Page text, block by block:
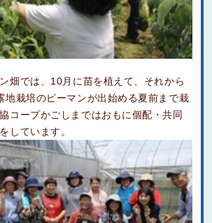
畑では、10月に苗を植えて、それから
地栽培のピーマンが出始める夏前まで栽
コープかごしまではおもに個配・共同
しています。